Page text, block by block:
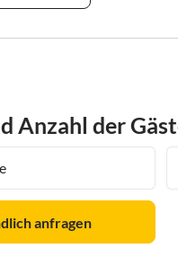
Anzahl der
anfragen